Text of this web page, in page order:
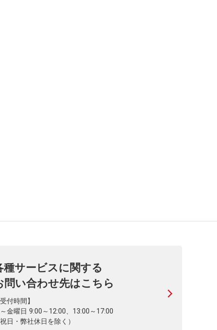
種サービスに関する
問い合わせ先はこちら
受付時間】
金曜日 9:00～12:00、13:00～17:00
祝日・弊社休日を除く）